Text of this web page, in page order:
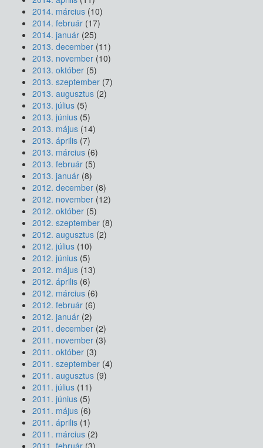
2014. március (10)
2014. február (17)
2014. január (25)
2013. december (11)
2013. november (10)
2013. október (5)
2013. szeptember (7)
2013. augusztus (2)
2013. július (5)
2013. június (5)
2013. május (14)
2013. április (7)
2013. március (6)
2013. február (5)
2013. január (8)
2012. december (8)
2012. november (12)
2012. október (5)
2012. szeptember (8)
2012. augusztus (2)
2012. július (10)
2012. június (5)
2012. május (13)
2012. április (6)
2012. március (6)
2012. február (6)
2012. január (2)
2011. december (2)
2011. november (3)
2011. október (3)
2011. szeptember (4)
2011. augusztus (9)
2011. július (11)
2011. június (5)
2011. május (6)
2011. április (1)
2011. március (2)
2011. február (3)